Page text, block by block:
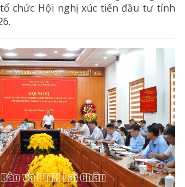
chức Hội nghị xúc tiến đầu tư tỉnh